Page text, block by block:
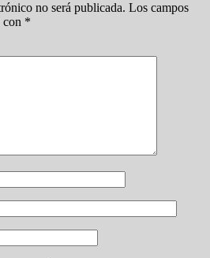
no será publicada. Los campos
con *